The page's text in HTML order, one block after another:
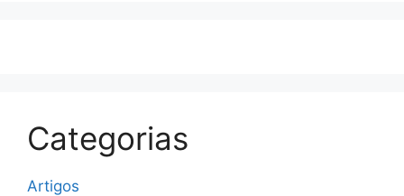
Categorias
Artigos